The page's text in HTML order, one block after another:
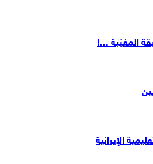
المغيّبة …!
الإيرانية